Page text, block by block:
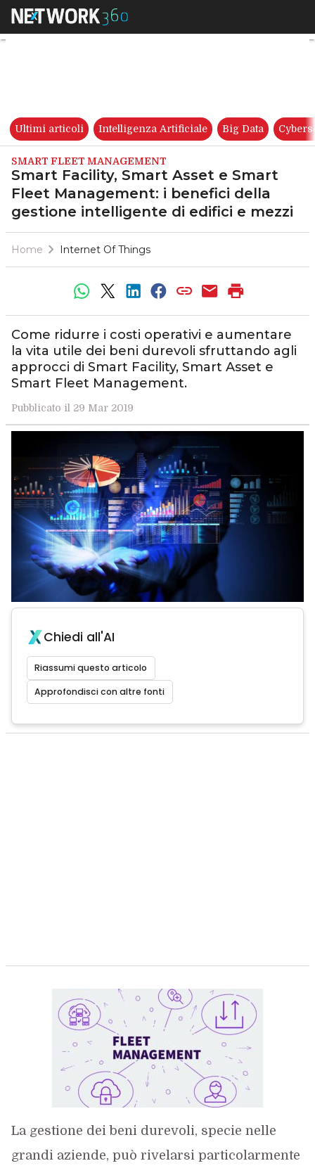
Smart Facility, Smart Asset
Ultimi articoli Intelligenza Artificiale Big Data
SMART FLEET MANAGEMENT
Smart Facility, Smart Asset e Smart
Fleet Management: i benefici della
gestione intelligente di edifici e mezzi
Home Internet Of Things
Come ridurre i costi operativi e aumentare
la vita utile dei beni durevoli sfruttando agli
approcci di Smart Facility, Smart Asset e
Smart Fleet Management.
Pubblicato il 29 Mar 2019
Chiedi all'AI
Riassumi questo articolo
Approfondisci con altre fonti
La gestione dei beni durevoli, specie nelle
grandi aziende, può rivelarsi particolarmente